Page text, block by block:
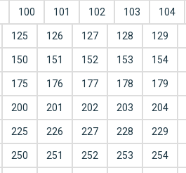
100 101 102 103 104
125 126 127 128 129
150 151 152 153 154
175 176 177 178 179
200 201 202 203 204
225 226 227 228 229
250 251 252 253 254